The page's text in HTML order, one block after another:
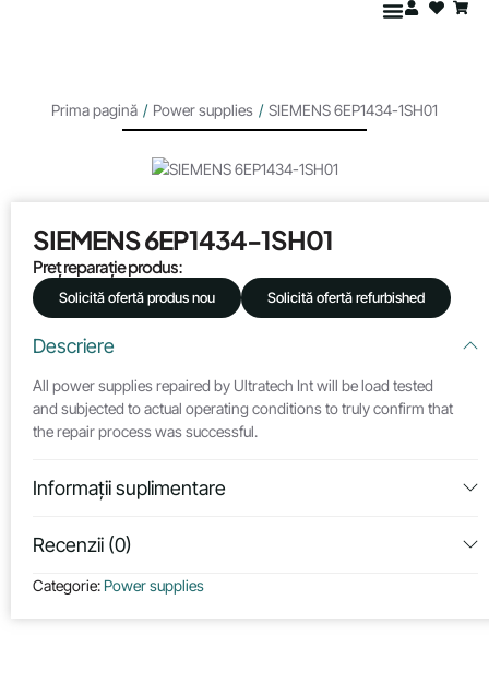
Prima pagină / Power supplies / SIEMENS 6EP1434-1SH01
SIEMENS 6EP1434-1SH01
Preț reparație produs:
Solicită ofertă produs nou Solicită ofertă refurbished
Descriere
All power supplies repaired by Ultratech Int will be load tested
and subjected to actual operating conditions to truly confirm that
the repair process was successful.
Informații suplimentare
Recenzii (0)
Categorie: Power supplies